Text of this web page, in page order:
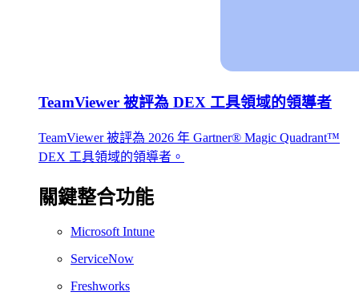
TeamViewer 被評為 DEX 工具領域的領導者
TeamViewer 被評為 2026 年 Gartner® Magic Quadrant™
DEX 工具領域的領導者。
關鍵整合功能
Microsoft Intune
ServiceNow
Freshworks